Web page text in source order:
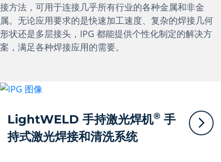
接方法，可用于连接几乎所有行业的各种金属和非金
属。无论应用要求的是快速加工速度、复杂的焊接几何
形状还是多层接头，IPG 都能提供个性化制定的解决方
案，满足各种焊接应用的需要。
LightWELD 手持激光焊机® 手
持式激光焊接和清洗系统